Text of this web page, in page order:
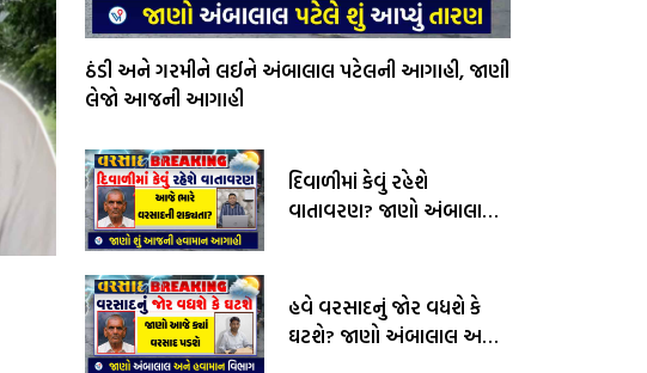
ઠંડી અને ગરમીને લઈને અંબાલાલ પટેલની આગાહી, જાણી
લેજો આજની આગાહી
દિવાળીમાં કેવું રહેશે
વાતાવરણ? જાણો અંબાલાલ
હવે વરસાદનું જોર વધશે કે
ઘટશે? જાણો અંબાલાલ અને